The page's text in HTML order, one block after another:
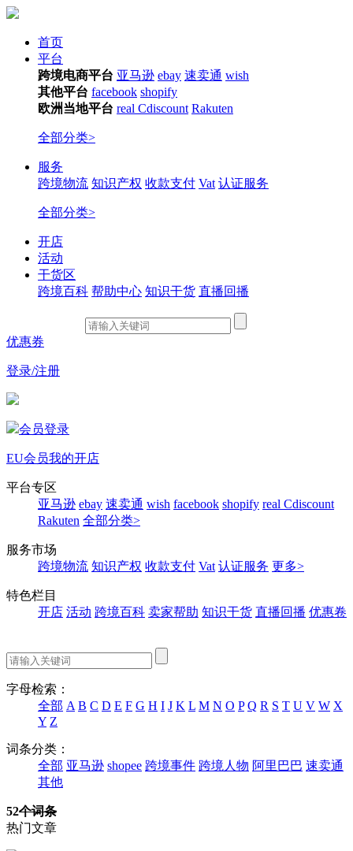
首页
平台
跨境电商平台 亚马逊 ebay 速卖通 wish
其他平台 facebook shopify
欧洲当地平台 real Cdiscount Rakuten
全部分类>
服务
跨境物流 知识产权 收款支付 Vat 认证服务
全部分类>
开店
活动
干货区
跨境百科 帮助中心 知识干货 直播回播
优惠券
登录/注册
会员登录
EU会员我的开店
平台专区
亚马逊 ebay 速卖通 wish facebook shopify real Cdiscount
Rakuten 全部分类>
服务市场
跨境物流 知识产权 收款支付 Vat 认证服务 更多>
特色栏目
开店 活动 跨境百科 卖家帮助 知识干货 直播回播 优惠卷
字母检索：
全部 A B C D E F G H I J K L M N O P Q R S T U V W X
Y Z
词条分类：
全部 亚马逊 shopee 跨境事件 跨境人物 阿里巴巴 速卖通
其他
52个词条
热门文章